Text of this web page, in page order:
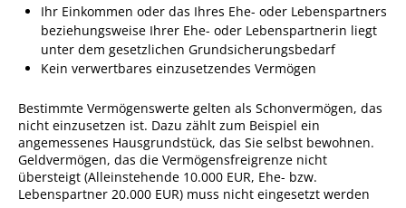
Gutachterausschuss
Organspende
Gleichstellung
Selbstbestimmung
Fachstelle
Wohnungssicherung
Aushang- und Schaukästen
Ihr Einkommen oder das Ihres Ehe- oder Lebenspartners
beziehungsweise Ihrer Ehe- oder Lebenspartnerin liegt
unter dem gesetzlichen Grundsicherungsbedarf
Kein verwertbares einzusetzendes Vermögen
Bestimmte Vermögenswerte gelten als Schonvermögen, das
nicht einzusetzen ist. Dazu zählt zum Beispiel ein
angemessenes Hausgrundstück, das Sie selbst bewohnen.
Geldvermögen, das die Vermögensfreigrenze nicht
übersteigt (Alleinstehende 10.000 EUR, Ehe- bzw.
Lebenspartner 20.000 EUR) muss nicht eingesetzt werden